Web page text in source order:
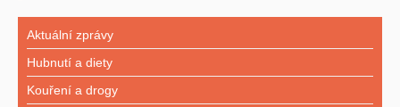
Aktuální zprávy
Hubnutí a diety
Kouření a drogy